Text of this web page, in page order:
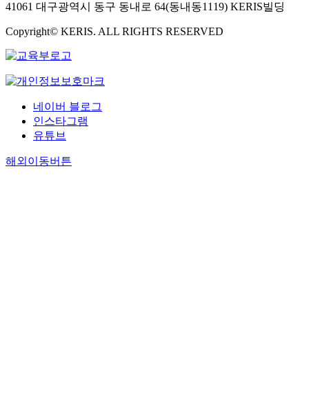
41061 대구광역시 동구 동내로 64(동내동1119) KERIS빌딩
Copyright© KERIS. ALL RIGHTS RESERVED
네이버 블로그
인스타그램
유튜브
해외이동버튼